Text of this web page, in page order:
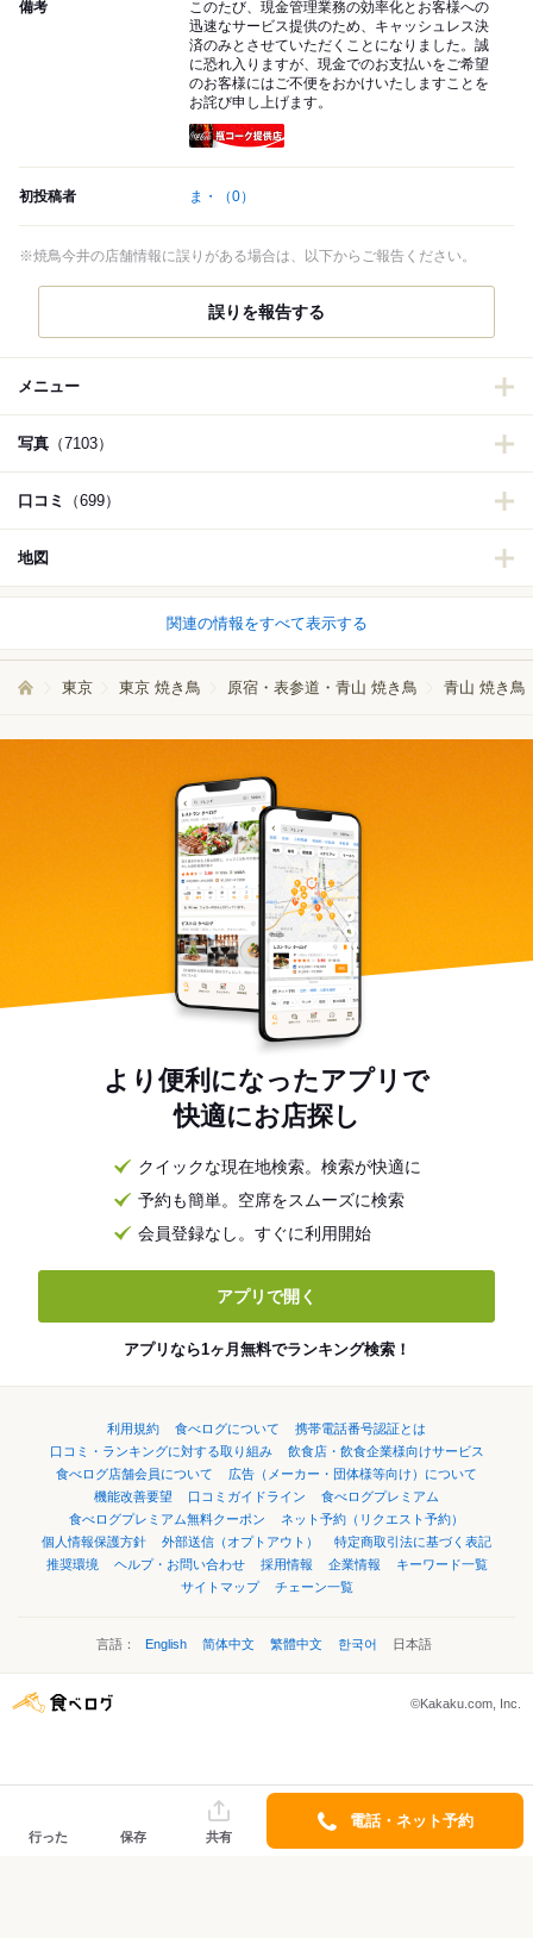
備考
このたび、現金管理業務の効率化とお客様への
迅速なサービス提供のため、キャッシュレス決
済のみとさせていただくことになりました。誠
に恐れ入りますが、現金でのお支払いをご希望
のお客様にはご不便をおかけいたしますことを
お詫び申し上げます。
初投稿者 ま・ （0）
※焼鳥今井の店舗情報に誤りがある場合は、以下からご報告ください。
誤りを報告する
メニュー
写真 （7103）
口コミ （699）
地図
関連の情報をすべて表示する
東京 東京 焼き鳥 原宿・表参道・青山 焼き鳥 青山 焼き鳥
より便利になったアプリで
快適にお店探し
クイックな現在地検索。検索が快適に
予約も簡単。空席をスムーズに検索
会員登録なし。すぐに利用開始
アプリで開く
アプリなら1ヶ月無料でランキング検索！
利用規約 食べログについて
携帯電話番号認証とは
口コミ・ランキングに対する取り組み
飲食店・飲食企業様向けサービス
食べログ店舗会員について
広告（メーカー・団体様等向け）について
機能改善要望
口コミガイドライン
食べログプレミアム
食べログプレミアム無料クーポン
ネット予約（リクエスト予約）
個人情報保護方針
外部送信（オプトアウト）
特定商取引法に基づく表記
推奨環境
ヘルプ・お問い合わせ 採用情報 企業情報
キーワード一覧
サイトマップ
チェーン一覧
言語： English 简体中文 繁體中文 한국어 日本語
©Kakaku.com, Inc.
行った 保存 共有
電話・ネット予約